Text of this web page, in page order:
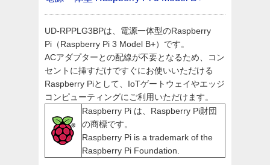
UD-RPPLG3BPは、電源一体型のRaspberry
Pi（Raspberry Pi 3 Model B+）です。
ACアダプターとの配線が不要となるため、コン
セントに挿すだけですぐにお使いいただける
Raspberry Piとして、IoTゲートウェイやエッジ
コンピューティングにご利用いただけます。
Raspberry Pi は、Raspberry Pi財団
の商標です。
Raspberry Pi is a trademark of the
Raspberry Pi Foundation.